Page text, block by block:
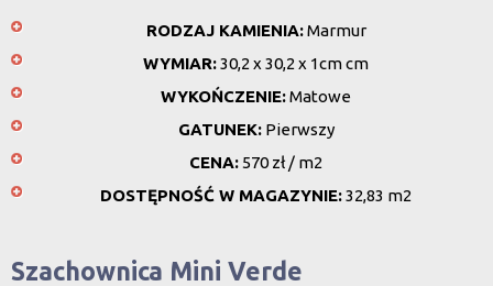
RODZAJ KAMIENIA:Marmur
WYMIAR:30,2 x 30,2 x 1cm cm
WYKOŃCZENIE:Matowe
GATUNEK:Pierwszy
CENA: 570 zł / m2
DOSTĘPNOŚĆ W MAGAZYNIE:32,83 m2
Szachownica Mini Verde